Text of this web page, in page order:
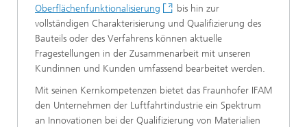
Oberflächenfunktionalisierung
bis hin zur
vollständigen Charakterisierung und Qualifizierung des
Bauteils oder des Verfahrens können aktuelle
Fragestellungen in der Zusammenarbeit mit unseren
Kundinnen und Kunden umfassend bearbeitet werden.
Mit seinen Kernkompetenzen bietet das Fraunhofer IFAM
den Unternehmen der Luftfahrtindustrie ein Spektrum
an Innovationen bei der Qualifizierung von Materialien